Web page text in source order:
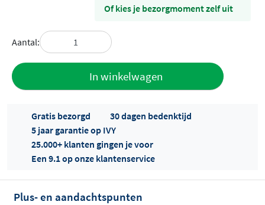
Of kies je bezorgmoment zelf uit
Aantal:
In winkelwagen
Offertes
Gratis bezorgd
30 dagen bedenktijd
5 jaar garantie op IVY
25.000+ klanten gingen je voor
Een 9.1 op onze klantenservice
Plus- en aandachtspunten